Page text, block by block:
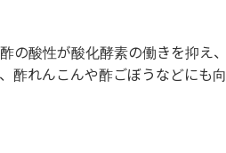
の酸性が酸化酵素の働きを抑え、
酢れんこんや酢ごぼうなどにも向